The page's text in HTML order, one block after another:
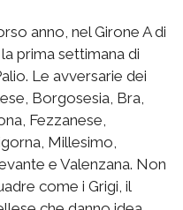
anno, nel Girone A di
prima settimana di
Le avversarie dei
Borgosesia, Bra,
Fezzanese,
Millesimo,
e Valenzana. Non
come i Grigi, il